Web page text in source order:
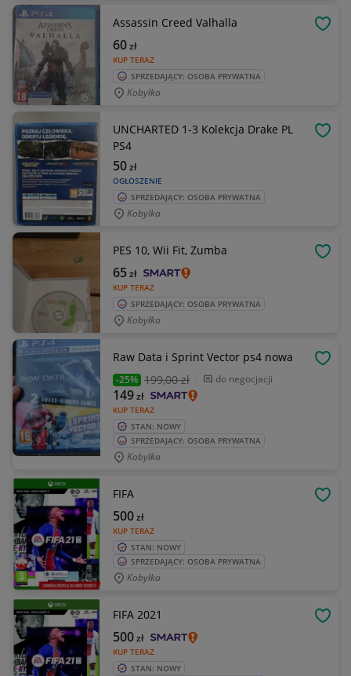
Assassin Creed Valhalla
KUP TERAZ
60zł
SPRZEDAJĄCY: OSOBA PRYWATNA
Kobyłka
UNCHARTED 1-3 Kolekcja Drake PL
PS4
OGŁOSZENIE
50zł
SPRZEDAJĄCY: OSOBA PRYWATNA
Kobylka
PES 10, Wii Fit, Zumba
KUP TERAZ
65zł
SPRZEDAJĄCY: OSOBA PRYWATNA
Kobyłka
Raw Data i Sprint Vector ps4 nowa
-25% 199,00 zł do negocjacji
KUP TERAZ
149zł
STAN: NOWY
SPRZEDAJĄCY: OSOBA PRYWATNA
Kobyłka
FIFA
KUP TERAZ
500zł
STAN: NOWY
SPRZEDAJĄCY: OSOBA PRYWATNA
Kobyłka
FIFA 2021
KUP TERAZ
500zł
STAN: NOWY